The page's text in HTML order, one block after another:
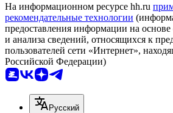
На информационном ресурсе hh.ru
рекомендательные технологии
предоставления информации на основе
и анализа сведений, относящихся к
пользователей сети «Интернет»,
Российской Федерации)
Русский